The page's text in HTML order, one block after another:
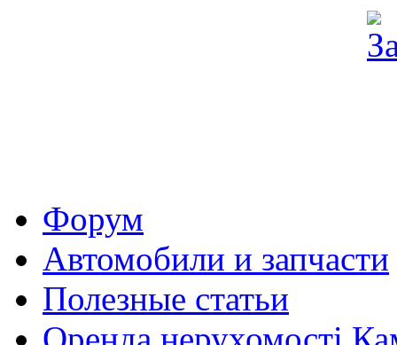
Форум
Автомобили и запчасти
Полезные статьи